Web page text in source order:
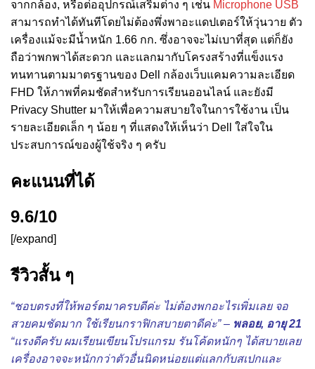
จากกล้อง, หรือต่ออุปกรณ์เสริมต่าง ๆ เช่น Microphone USB
สามารถทำได้ทันทีโดยไม่ต้องพึ่งพาอะแดปเตอร์ให้วุ่นวาย ตัว
เครื่องแม้จะมีน้ำหนัก 1.66 กก. ซึ่งอาจจะไม่เบาที่สุด แต่ก็ยัง
ถือว่าพกพาได้สะดวก และแลกมากับโครงสร้างที่แข็งแรง
ทนทานตามมาตรฐานของ Dell กล้องเว็บแคมความละเอียด
FHD ให้ภาพที่คมชัดสำหรับการเรียนออนไลน์ และยังมี
Privacy Shutter มาให้เพื่อความสบายใจในการใช้งาน เป็น
รายละเอียดเล็ก ๆ น้อย ๆ ที่แสดงให้เห็นว่า Dell ใส่ใจใน
ประสบการณ์ของผู้ใช้จริง ๆ ครับ
คะแนนที่ได้
9.6/10
[/expand]
รีวิวสั้น ๆ
“ชอบตรงที่ให้พอร์ตมาครบดีค่ะ ไม่ต้องพกอะไรเพิ่มเลย จอ
สวยคมชัดมาก ใช้เรียนกราฟิกสบายตาดีค่ะ” – พลอย, อายุ 21
“แรงดีครับ ผมเรียนเขียนโปรแกรม รันโค้ดหนักๆ ได้สบายเลย
เครื่องอาจจะหนักกว่าตัวอื่นนิดหน่อยแต่แลกกับสเปกและ